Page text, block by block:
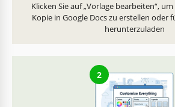
Klicken Sie auf „Vorlage bearbeiten“,
Kopie in Google Docs zu erstellen oder
herunterzuladen
2